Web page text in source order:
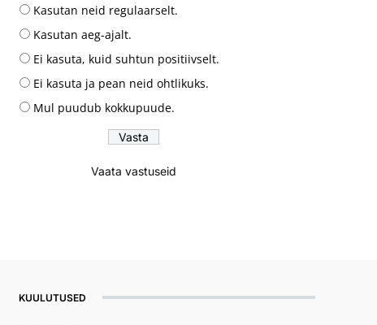
Kasutan neid regulaarselt.
Kasutan aeg-ajalt.
Ei kasuta, kuid suhtun positiivselt.
Ei kasuta ja pean neid ohtlikuks.
Mul puudub kokkupuude.
Vaata vastuseid
KUULUTUSED